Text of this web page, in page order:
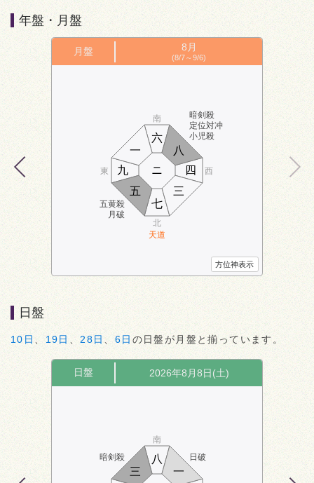
年盤・月盤
月盤 8月
(8/7～9/6)
暗剣殺
定位対冲
小児殺
五黄殺
月破
天道
南
北
東 西
七
八
九
一
ニ
三
四
五
六
方位神表示
日盤
10日 19日 28日 6日 の日盤が月盤と揃っています。
日盤 2026年8月8日(土)
暗剣殺 日破
南
一
三
八